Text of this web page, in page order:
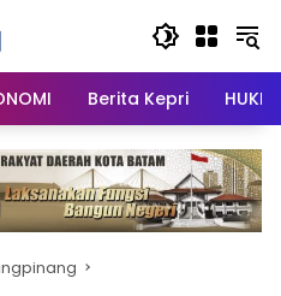
Berita Kepri